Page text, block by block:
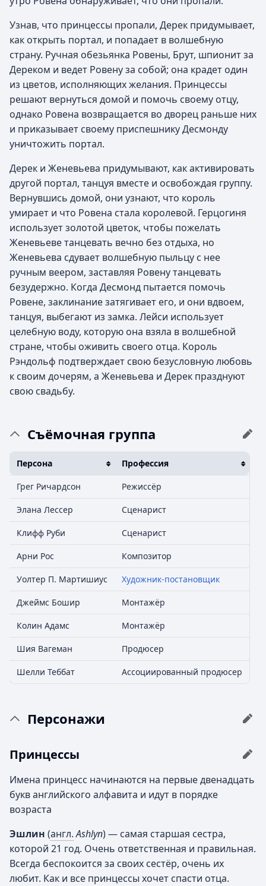
Узнав, что принцессы пропали, Дерек придумывает,
как открыть портал, и попадает в волшебную
страну. Ручная обезьянка Ровены, Брут, шпионит за
Дереком и ведет Ровену за собой; она крадет один
из цветов, исполняющих желания. Принцессы
решают вернуться домой и помочь своему отцу,
однако Ровена возвращается во дворец раньше них
и приказывает своему приспешнику Десмонду
уничтожить портал.
Дерек и Женевьева придумывают, как активировать
другой портал, танцуя вместе и освобождая группу.
Вернувшись домой, они узнают, что король
умирает и что Ровена стала королевой. Герцогиня
использует золотой цветок, чтобы пожелать
Женевьеве танцевать вечно без отдыха, но
Женевьева сдувает волшебную пыльцу с нее
ручным веером, заставляя Ровену танцевать
безудержно. Когда Десмонд пытается помочь
Ровене, заклинание затягивает его, и они вдвоем,
танцуя, выбегают из замка. Лейси использует
целебную воду, которую она взяла в волшебной
стране, чтобы оживить своего отца. Король
Рэндольф подтверждает свою безусловную любовь
к своим дочерям, а Женевьева и Дерек празднуют
свою свадьбу.
Съёмочная группа
Персона Профессия
Грег Ричардсон Режиссёр
Элана Лессер Сценарист
Клифф Руби Сценарист
Арни Рос Композитор
Уолтер П. Мартишиус Художник-постановщик
Джеймс Бошир Монтажёр
Колин Адамс Монтажёр
Шия Вагеман Продюсер
Шелли Теббат Ассоциированный продюсер
Персонажи
Принцессы
Имена принцесс начинаются на первые двенадцать
букв английского алфавита и идут в порядке
возраста
Эшлин (англ. Ashlyn) — самая старшая сестра,
которой 21 год. Очень ответственная и правильная.
Всегда беспокоится за своих сестёр, очень их
любит. Как и все принцессы хочет спасти отца.